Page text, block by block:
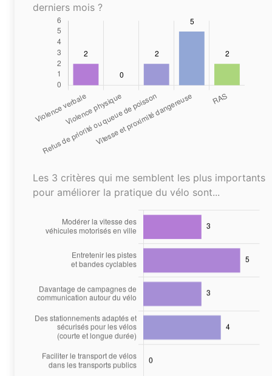
derniers mois ?
Les 3 critères qui me semblent les plus importants
pour améliorer la pratique du vélo sont...